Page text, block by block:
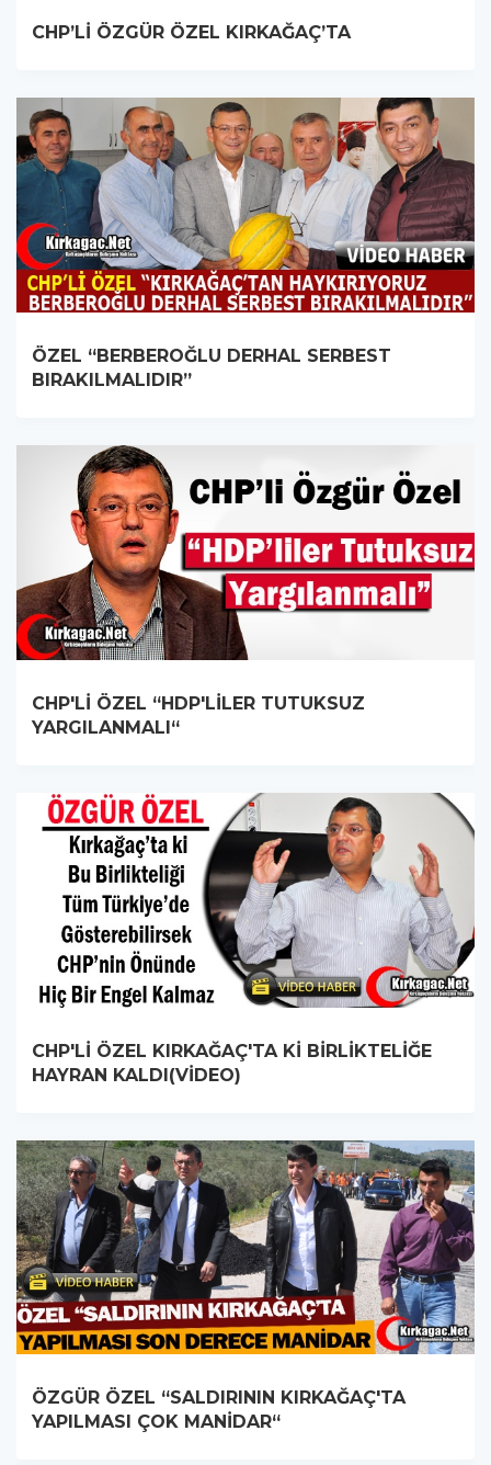
CHP’Lİ ÖZGÜR ÖZEL KIRKAĞAÇ’TA
ÖZEL “BERBEROĞLU DERHAL SERBEST
BIRAKILMALIDIR”
CHP'Lİ ÖZEL “HDP'LİLER TUTUKSUZ
YARGILANMALI“
CHP'Lİ ÖZEL KIRKAĞAÇ'TA Kİ BİRLİKTELİĞE
HAYRAN KALDI(VİDEO)
ÖZGÜR ÖZEL “SALDIRININ KIRKAĞAÇ'TA
YAPILMASI ÇOK MANİDAR“